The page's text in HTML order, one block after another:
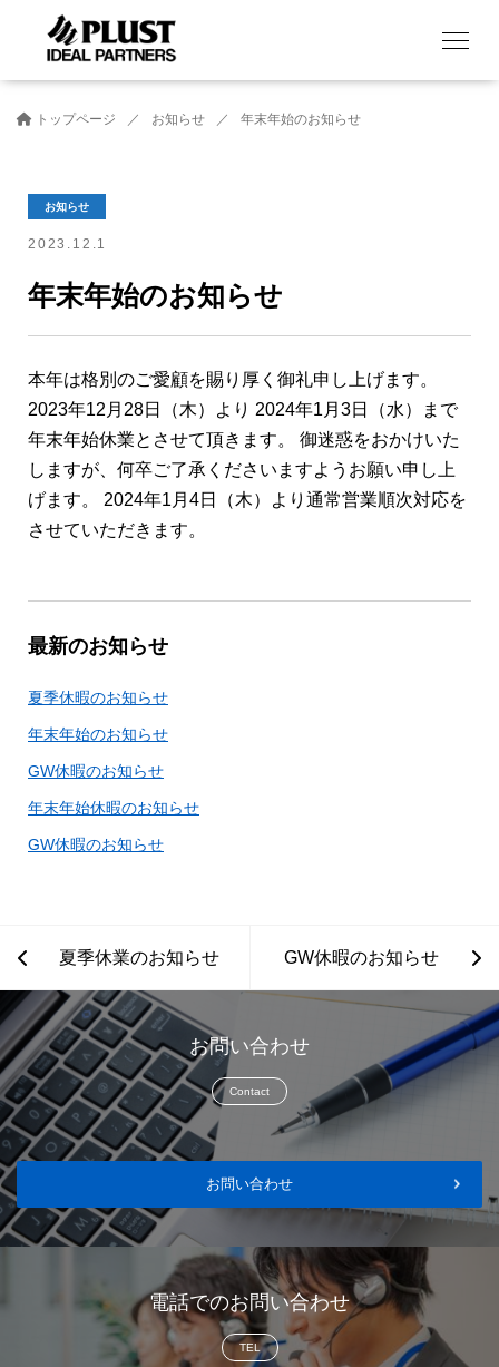
トップページ お知らせ 年末年始のお知らせ
お知らせ
2023.12.1
年末年始のお知らせ
本年は格別のご愛顧を賜り厚く御礼申し上げます。
2023年12月28日（木）より 2024年1月3日（水）まで
年末年始休業とさせて頂きます。 御迷惑をおかけいた
しますが、何卒ご了承くださいますようお願い申し上
げます。 2024年1月4日（木）より通常営業順次対応を
させていただきます。
最新のお知らせ
夏季休暇のお知らせ
年末年始のお知らせ
GW休暇のお知らせ
年末年始休暇のお知らせ
GW休暇のお知らせ
夏季休業のお知らせ GW休暇のお知らせ
お問い合わせ
Contact
お問い合わせ
電話でのお問い合わせ
TEL